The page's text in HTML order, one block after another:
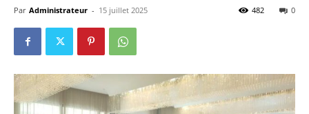
Par Administrateur - 15 juillet 2025 0
482